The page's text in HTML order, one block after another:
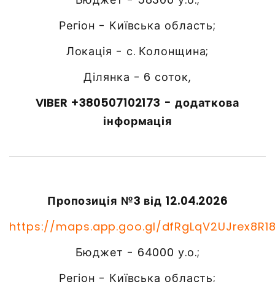
Регіон - Київська область;
Локація - с. Колонщина;
Ділянка - 6 соток,
VIBER +380507102173 - додаткова
інформація
Пропозиція №3 від 12.04.2026
https://maps.app.goo.gl/
Бюджет - 64000 у.о.;
Регіон - Київська область;